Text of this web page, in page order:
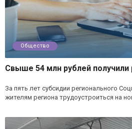
Общество
Свыше 54 млн рублей получили
За пять лет субсидии регионального
жителям региона трудоустроиться на